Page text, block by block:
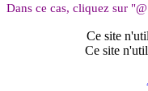
Dans ce cas, cliquez sur
Ce site
Ce site